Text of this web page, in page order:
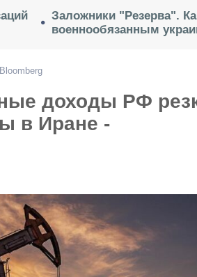
Заложники "Резерва".
военнообязанным
доходы РФ
в Иране -